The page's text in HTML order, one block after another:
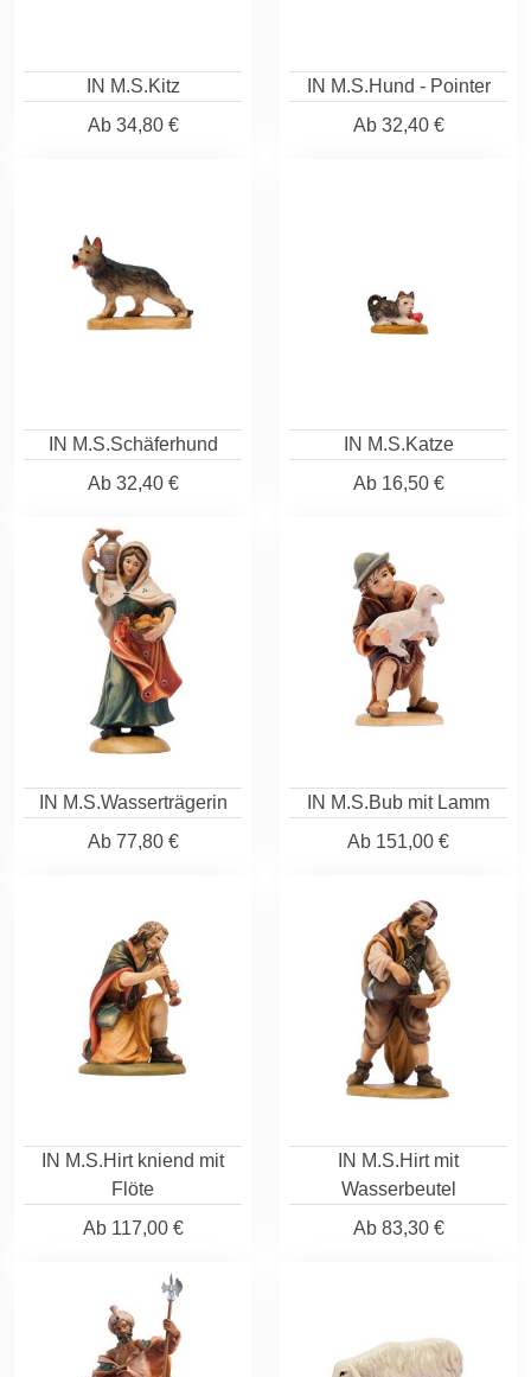
IN M.S.Kitz
Ab34,80 €
IN M.S.Hund - Pointer
Ab32,40 €
IN M.S.Schäferhund
Ab32,40 €
IN M.S.Katze
Ab16,50 €
IN M.S.Wasserträgerin
Ab77,80 €
IN M.S.Bub mit Lamm
Ab 151,00 €
IN M.S.Hirt kniend mit
Flöte
Ab117,00 €
IN M.S.Hirt mit
Wasserbeutel
Ab83,30 €